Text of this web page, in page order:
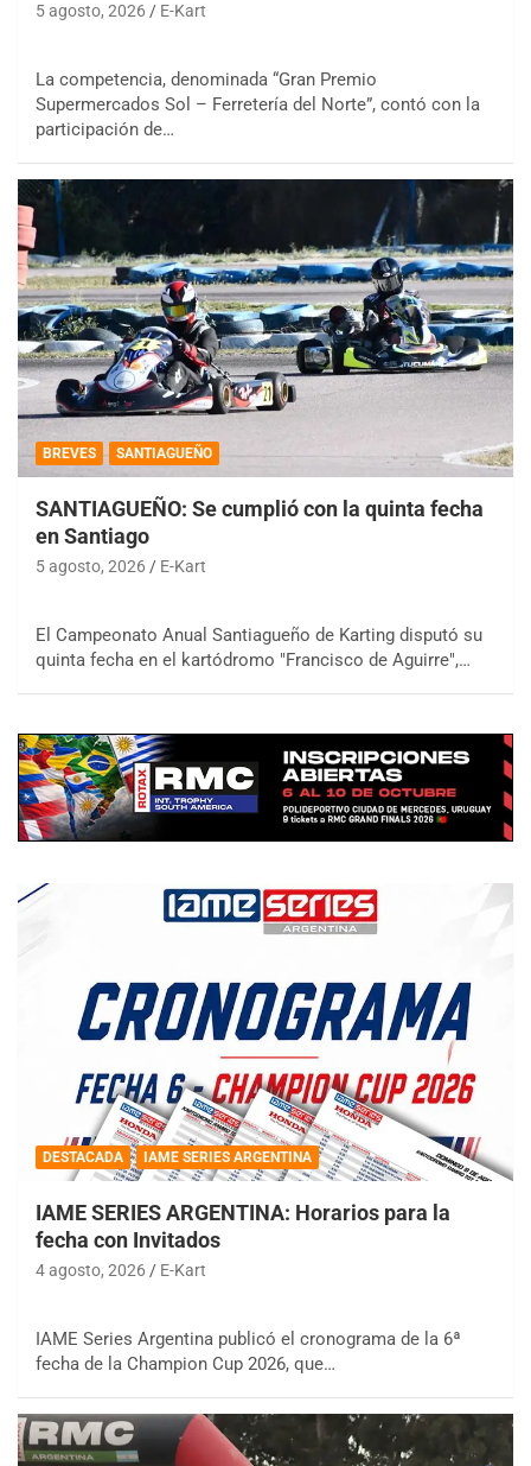
5 agosto, 2026 E-Kart
La competencia, denominada “Gran Premio
Supermercados Sol – Ferretería del Norte”, contó con la
participación de…
BREVES SANTIAGUEÑO
SANTIAGUEÑO: Se cumplió con la quinta fecha
en Santiago
5 agosto, 2026 E-Kart
El Campeonato Anual Santiagueño de Karting disputó su
quinta fecha en el kartódromo "Francisco de Aguirre",…
DESTACADA IAME SERIES ARGENTINA
IAME SERIES ARGENTINA: Horarios para la
fecha con Invitados
4 agosto, 2026 E-Kart
IAME Series Argentina publicó el cronograma de la 6ª
fecha de la Champion Cup 2026, que…